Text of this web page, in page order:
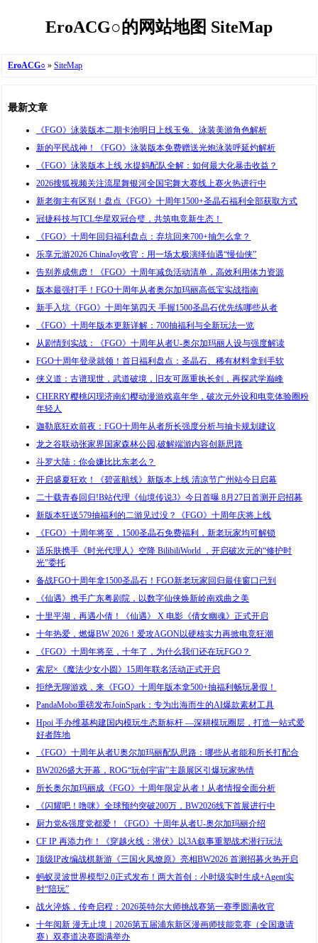
EroACG○的网站地图 SiteMap
EroACG○ »SiteMap
最新文章
《FGO》泳装版本二期卡池明日上线玉兔、泳装美游角色解析
新的平民战神！《FGO》泳装版本免费赠送光炮泳装呼延灼解析
《FGO》泳装版本上线 水提妈配队全解：如何最大化暴击收益？
2026搜狐视频关注流星舞银河全国宅舞大赛线上赛火热进行中
新老御主有区别！盘点《FGO》十周年1500+圣晶石福利全部获取方式
冠捷科技与TCL华星双冠合璧，共筑电竞新生态！
《FGO》十周年回归福利盘点：弃坑回来700+抽怎么拿？
乐享元游2026 ChinaJoy收官：用一场太极演绎仙遇“慢仙侠”
告别养成焦虑！《FGO》十周年减负活动清单，高效利用体力资源
版本最强打手！FGO十周年从者奥尔加玛丽高低宝实战指南
新手入坑《FGO》十周年第四天 手握1500圣晶石优先练哪些从者
《FGO》十周年版本更新详解：700抽福利与全新玩法一览
从剧情到实战：《FGO》十周年从者U-奥尔加玛丽人设与强度解读
FGO十周年登录就领！首日福利盘点：圣晶石、稀有材料拿到手软
侠义道：古谱现世，武道破境，旧友可愿重执长剑，再探武学巅峰
CHERRY樱桃闪现济南幻樱动漫游戏嘉年华，破次元外设和电竞体验圈粉
年轻人
迦勒底狂欢前夜：FGO十周年从者所长强度分析与抽卡规划建议
龙之谷联动张家界国家森林公园,破解端游内容创新思路
斗罗大陆：你会嫌比比东老么？
开启盛夏狂欢！《碧蓝航线》新版本上线 清凉节广州站今日启幕
二十载青春回归!B站代理《仙境传说3》今日首曝 8月27日首测开启招募
新版本狂送579抽福利的二游见过没？《FGO》十周年庆将上线
《FGO》十周年将至，1500圣晶石免费福利，新老玩家均可解锁
适乐肤携手《时光代理人》空降 BilibiliWorld ，开启破次元的“修护时
光”委托
备战FGO十周年拿1500圣晶石！FGO新老玩家回归最佳窗口已到
《仙遇》携手广东粤剧院，以数字仙侠焕新岭南戏曲之美
十里平湖，再遇小倩！《仙遇》 X 电影《倩女幽魂》正式开启
十年热爱，燃爆BW 2026！爱攻AGON以硬核实力再掀电竞狂潮
《FGO》十周年将至，十年了，为什么我们还在玩FGO？
索尼×《魔法少女小圆》15周年联名活动正式开启
拒绝无聊游戏，来《FGO》十周年版本拿500+抽福利畅玩暑假！
PandaMobo重磅发布JoinSpark：专为出海而生的AI爆款素材工具
Hpoi 手办维基构建国内模玩生态新标杆 —深耕模玩圈层，打造一站式爱
好者阵地
《FGO》十周年从者U奥尔加玛丽配队思路：哪些从者能和所长打配合
BW2026盛大开幕，ROG“玩创宇宙”主题展区引爆玩家热情
所长奥尔加玛丽成《FGO》十周年限定从者！从者情报全面分析
《闪耀吧！噜咪》全球预约突破200万，BW2026线下首展进行中
厨力党&强度党都爱！《FGO》十周年从者U-奥尔加玛丽介绍
CF IP 再添力作！《穿越火线：潜伏》以3A叙事重塑战术潜行玩法
顶级IP改编战棋新游《三国火凤燎原》亮相BW2026 首测招募火热开启
蚂蚁灵波世界模型2.0正式发布！两大首创：小时级实时生成+Agent实
时“陪玩”
战火淬炼，传奇启程：2026英特尔大师挑战赛第一赛季圆满收官
十年阅新 漫无止境｜2026第五届浦东新区漫画师技能竞赛（全国邀请
赛）双赛道决赛圆满举办